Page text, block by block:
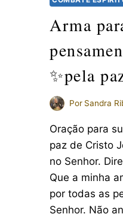
Arma
✨pela
Por Sandra
Oração para
paz de Cristo
no Senhor.
Que a minha
por todas as
Senhor. Não